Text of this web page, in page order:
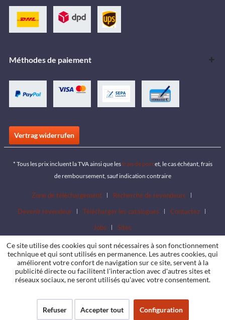
Méthodes de paiement
Vertrag widerrufen
* Tous les prix incluent la TVA ainsi que lesfrais de portet, le cas échéant, frais
de remboursement, sauf indication contraire
Zone de téléchargement
Recherche de revendeurs
Devenir revendeur
Télécharger les catalogues
Contactez
Jobs
Sites
Ce site utilise des cookies qui sont nécessaires à son fonctionnement
technique et qui sont utilisés en permanence. Les autres cookies, qui
améliorent votre confort de navigation sur ce site, servent à la
publicité directe ou facilitent l'interaction avec d'autres sites et
réseaux sociaux, ne seront utilisés qu'avec votre consentement.
Refuser Accepter tout Configuration